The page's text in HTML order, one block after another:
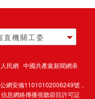
直機關工委
民網 中國共產黨新聞網承
公網安備11010102006249號，
信息網絡傳播視聽節目許可証